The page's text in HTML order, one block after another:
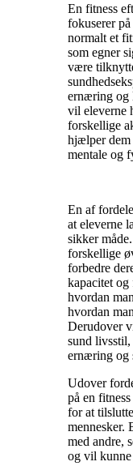
En fitness
fokuserer
normalt et
som egner
være
ernæring og
vil eleverne
forskellige
hjælper dem
mentale og
En af
at eleverne
sikker
forskellige
forbedre
kapacitet
hvordan
hvordan
Derudover
sund
ernæring og
Udover
på en
for at
mennesker.
med andre,
og vil kunne